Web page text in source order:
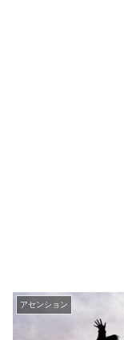
アセンション